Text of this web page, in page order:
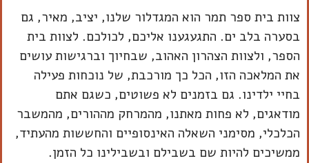
צוות בית ספר תמר הוא המגדלור שלנו, יציב, מאיר, גם
בסערה בלב ים. התגעגענו אליכם, לכולכם. לצוות בית
הספר, ולצוות הצהרון האהוב, שבחיוך וברגישות עושים
את המלאכה הזו, הכל כך מורכבת, של נוכחות פעילה
בחיי ילדינו. גם בזמנים לא פשוטים, כשגם אתם
מודאגים, לא פחות מאתנו, מהמרחק מההורים, מהמשבר
הכלכלי, מסימני השאלה האינסופיים והחששות מהעתיד,
ממשיכים להיות שם בשבילם ובשבילינו כל הזמן.